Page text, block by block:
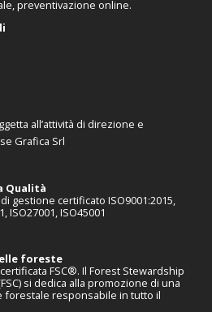
preventivazione online.
all’attività di direzione e
Grafica Srl
Qualità
gestione certificato ISO9001:2015,
ISO27001, ISO45001
foreste
FSC®. Il Forest Stewardship
si dedica alla promozione di una
forestale responsabile in tutto il